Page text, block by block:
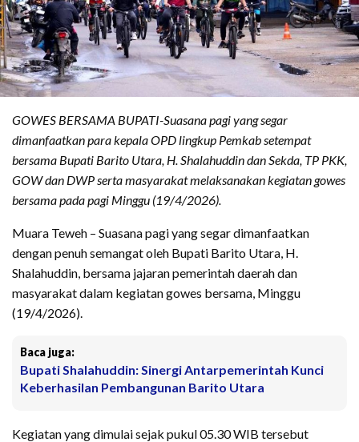
GOWES BERSAMA BUPATI-Suasana pagi yang segar
dimanfaatkan para kepala OPD lingkup Pemkab setempat
bersama Bupati Barito Utara, H. Shalahuddin dan Sekda, TP PKK,
GOW dan DWP serta masyarakat melaksanakan kegiatan gowes
bersama pada pagi Minggu (19/4/2026).
Muara Teweh – Suasana pagi yang segar dimanfaatkan
dengan penuh semangat oleh Bupati Barito Utara, H.
Shalahuddin, bersama jajaran pemerintah daerah dan
masyarakat dalam kegiatan gowes bersama, Minggu
(19/4/2026).
Baca juga:
Bupati Shalahuddin: Sinergi Antarpemerintah Kunci
Keberhasilan Pembangunan Barito Utara
Kegiatan yang dimulai sejak pukul 05.30 WIB tersebut